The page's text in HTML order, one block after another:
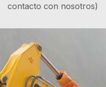
contacto con nosotros)